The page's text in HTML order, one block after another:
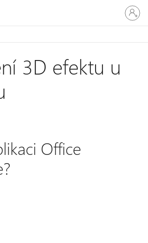
Přihlaste
se
ke
účtu
3D efektu u
Office